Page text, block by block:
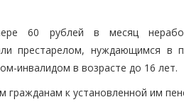
60 рублей в месяц
престарелом, нуждающимся в
инвалидом в возрасте до 16 лет.
к установленной им